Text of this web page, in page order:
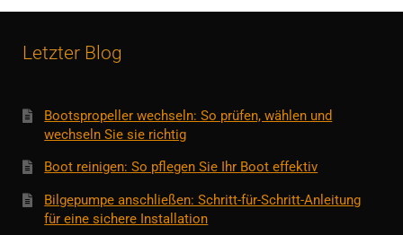
Letzter Blog
Bootspropeller wechseln: So prüfen, wählen und
wechseln Sie sie richtig
Boot reinigen: So pflegen Sie Ihr Boot effektiv
Bilgepumpe anschließen: Schritt-für-Schritt-Anleitung
für eine sichere Installation